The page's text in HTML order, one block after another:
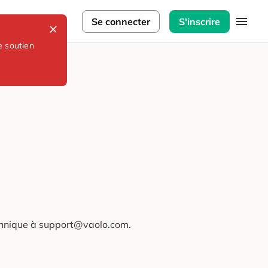
soutien
Se connecter S'inscrire
à support@vaolo.com.